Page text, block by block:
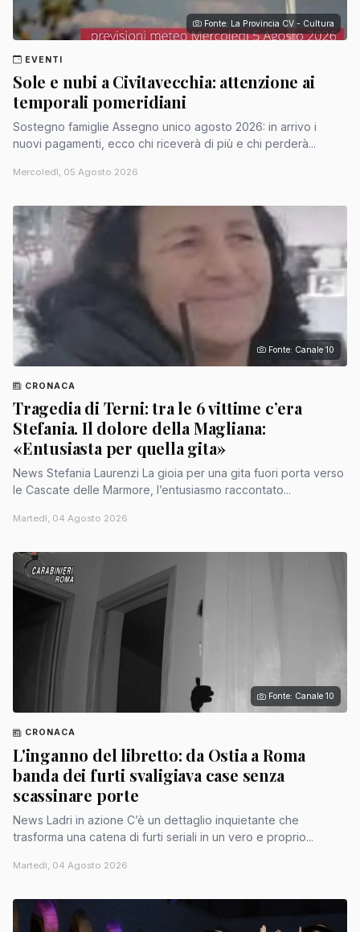
Fonte: La Provincia CV - Cultura
EVENTI
Sole e nubi a Civitavecchia: attenzione ai
temporali pomeridiani
Sostegno famiglie Assegno unico agosto 2026: in arrivo i
nuovi pagamenti, ecco chi riceverà di più e chi perderà...
Mercoledì, 05 Agosto 2026
Fonte: Canale 10
CRONACA
Tragedia di Terni: tra le 6 vittime c’era
Stefania. Il dolore della Magliana:
«Entusiasta per quella gita»
News Stefania Laurenzi La gioia per una gita fuori porta verso
le Cascate delle Marmore, l’entusiasmo raccontato...
Martedì, 04 Agosto 2026
Fonte: Canale 10
CRONACA
L'inganno del libretto: da Ostia a Roma
banda dei furti svaligiava case senza
scassinare porte
News Ladri in azione C’è un dettaglio inquietante che
trasforma una catena di furti seriali in un vero e proprio...
Martedì, 04 Agosto 2026